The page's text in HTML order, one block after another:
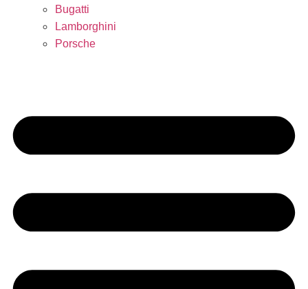
Bugatti
Lamborghini
Porsche